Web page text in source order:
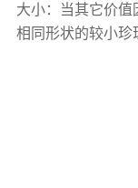
大小：当其它价值
相同形状的较小珍